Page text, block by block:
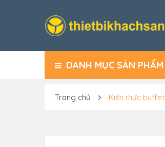
DANH MỤC SẢN PHẨM
Trang chủ Kiến thức buffet